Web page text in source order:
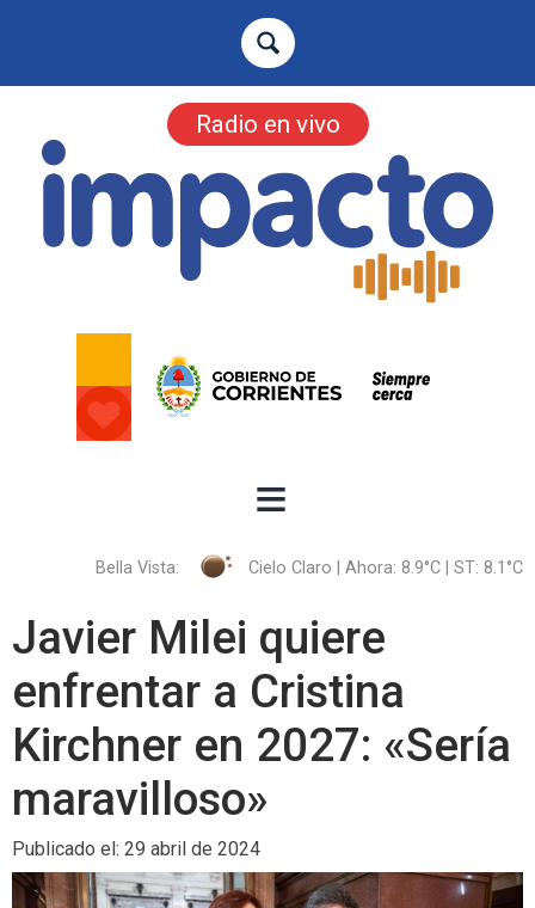
Radio en vivo
Bella Vista: Cielo Claro | Ahora: 8.9°C | ST: 8.1°C
Javier Milei quiere
enfrentar a Cristina
Kirchner en 2027: «Sería
maravilloso»
Publicado el: 29 abril de 2024